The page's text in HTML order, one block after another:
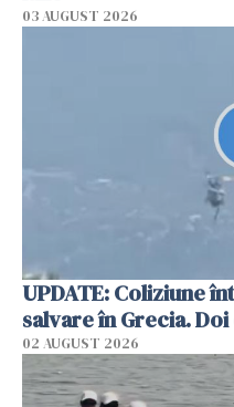
03 AUGUST 2026
UPDATE: Coliziune
salvare în Grecia.
02 AUGUST 2026